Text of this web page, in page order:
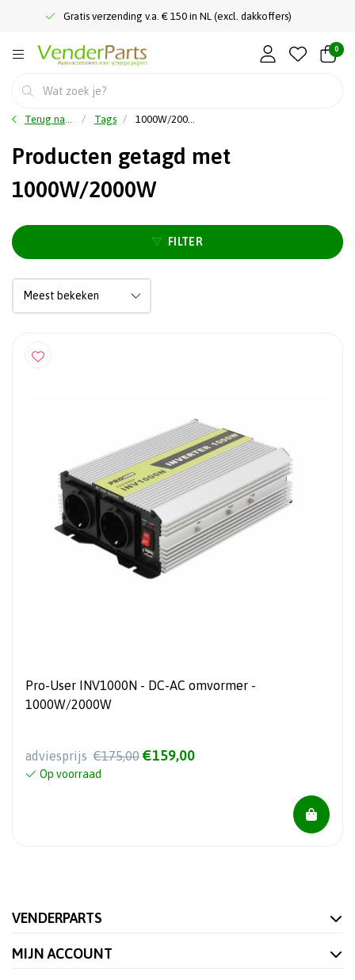
Gratis verzending v.a. € 150 in NL (excl. dakkoffers)
0
Terug naar home Tags 1000W/2000W
Producten getagd met
1000W/2000W
FILTER
Pro-User INV1000N - DC-AC omvormer -
1000W/2000W
adviesprijs €175,00 €159,00
Op voorraad
VENDERPARTS
MIJN ACCOUNT